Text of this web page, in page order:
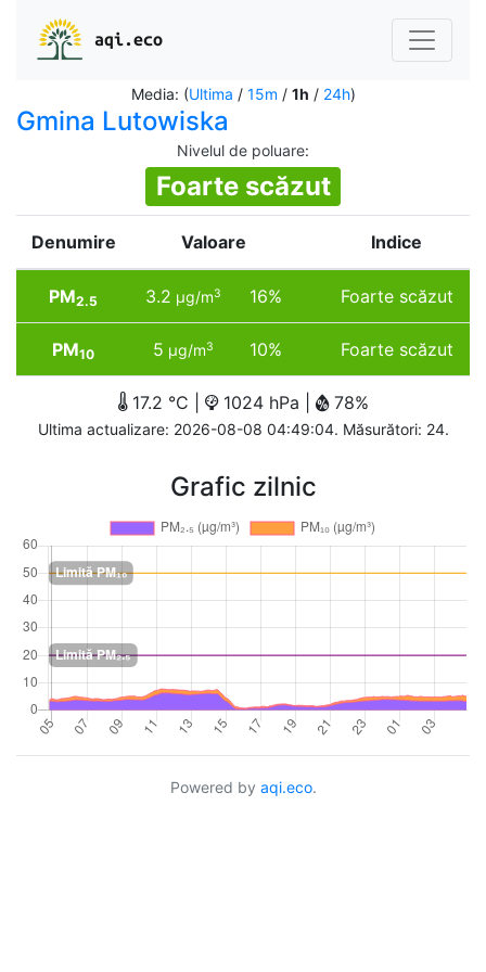
aqi.eco
Media: (Ultima / 15m / 1h / 24h)
Gmina Lutowiska
Nivelul de poluare:
Foarte scăzut
Denumire Valoare Indice
PM2.5 3.2 µg/m3 16% Foarte scăzut
PM10 5 µg/m3 10% Foarte scăzut
17.2 °C | 1024 hPa | 78%
Ultima actualizare: 2026-08-08 04:49:04. Măsurători: 24.
Grafic zilnic
Powered by aqi.eco.